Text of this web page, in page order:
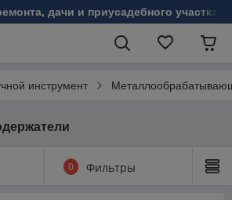
дачи и приусадебного участка!
инструмент
0 Фильтры